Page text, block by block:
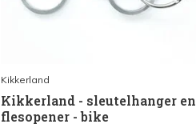
Kikkerland
Kikkerland - sleutelhanger en
flesopener - bike